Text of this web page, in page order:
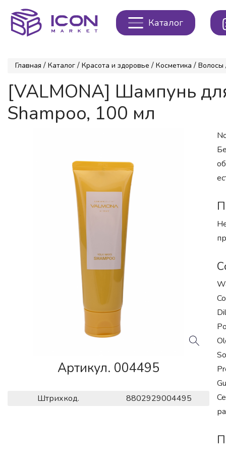
Каталог
Главная / Каталог / Красота и здоровье / Косметика / Волосы
[VALMONA] Шампунь
Shampoo, 100 мл
Артикул. 004495
Штрихкод. 8802929004495